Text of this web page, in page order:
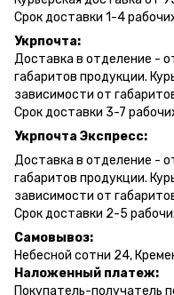
Срок доставки 1-4
Укрпочта:
Доставка в отделение -
габаритов продукции.
зависимости от
Срок доставки 3-7
Укрпочта Экспресс:
Доставка в отделение -
габаритов продукции.
зависимости от
Срок доставки 2-5
Самовывоз:
Небесной сотни 24,
Наложенный платеж:
Покупатель-получатель